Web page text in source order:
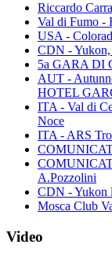
Riccardo
Val di Fumo -
USA -
CDN - Yukon,
5a GARA DI
AUT -
HOTEL
ITA - Val di
Noce
ITA - ARS
A.Pozzolini
CDN - Yukon
Mosca Club
Video